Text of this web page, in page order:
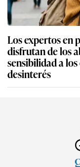
Los expertos en
disfrutan de los
sensibilidad a
desinterés